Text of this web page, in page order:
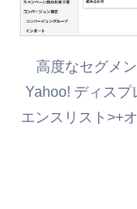
高度なセグメ
Yahoo! ディスプ
エンスリスト>+